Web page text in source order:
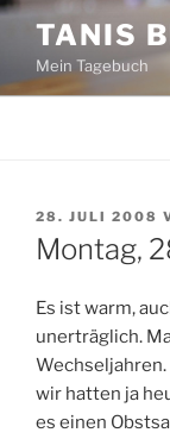
Zum
Inhalt
springen
TANIS
Mein Tagebuch
AM
28. JULI 2008
Montag,
Es ist warm,
unerträglich.
wir hatten ja
es einen